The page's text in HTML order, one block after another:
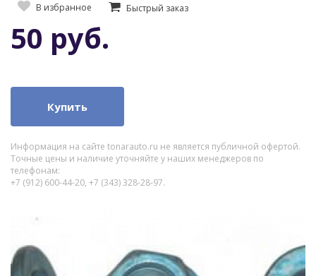
В избранное Быстрый заказ
50 руб.
Купить
Информация на сайте tonarauto.ru не является публичной офертой.
Точные цены и наличие уточняйте у наших менеджеров по
телефонам:
+7 (912) 600-44-20, +7 (343) 328-28-97.